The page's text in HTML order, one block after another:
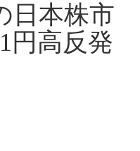
日本株市
円高反発